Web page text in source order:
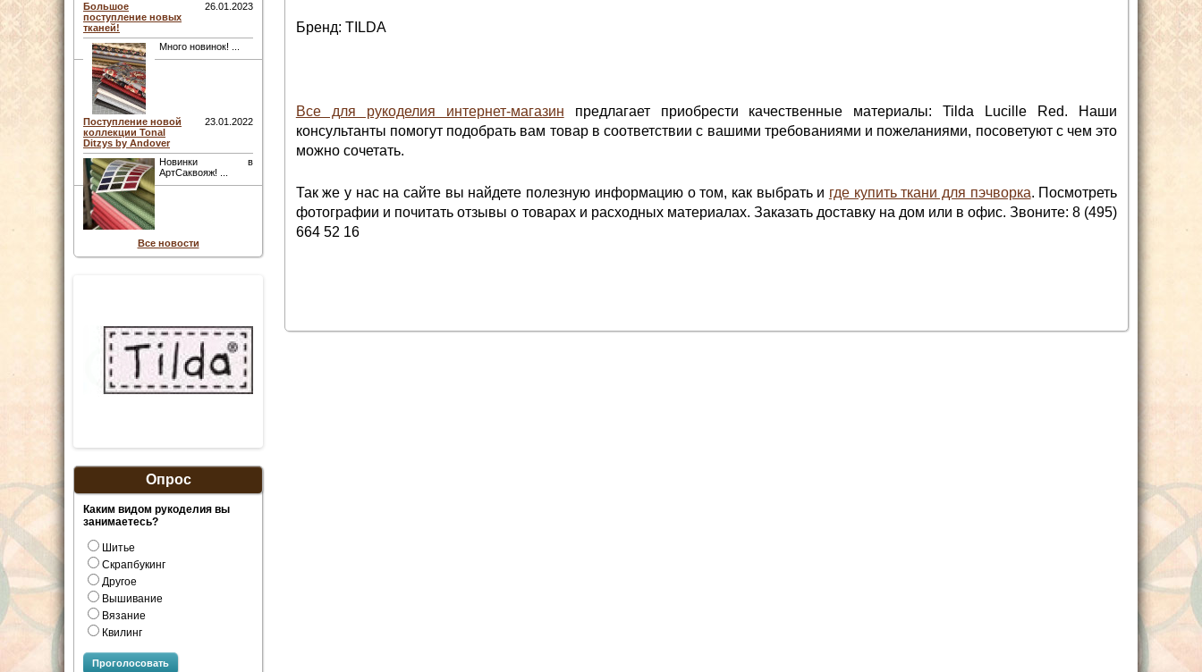
Большое
поступление новых
тканей!
26.01.2023
Много новинок! ...
Поступление новой
коллекции Tonal
Ditzys by Andover
23.01.2022
Новинки в
АртСаквояж! ...
Все новости
Опрос
Каким видом рукоделия вы
занимаетесь?
Шитье
Скрапбукинг
Другое
Вышивание
Вязание
Квилинг
Проголосовать
Бренд: TILDA
Все для рукоделия интернет-магазин предлагает приобрести качественные материалы: Tilda Lucille Red. Наши
консультанты помогут подобрать вам товар в соответствии с вашими требованиями и пожеланиями, посоветуют с чем это
можно сочетать.
Так же у нас на сайте вы найдете полезную информацию о том, как выбрать и где купить ткани для пэчворка. Посмотреть
фотографии и почитать отзывы о товарах и расходных материалах. Заказать доставку на дом или в офис. Звоните: 8 (495)
664 52 16